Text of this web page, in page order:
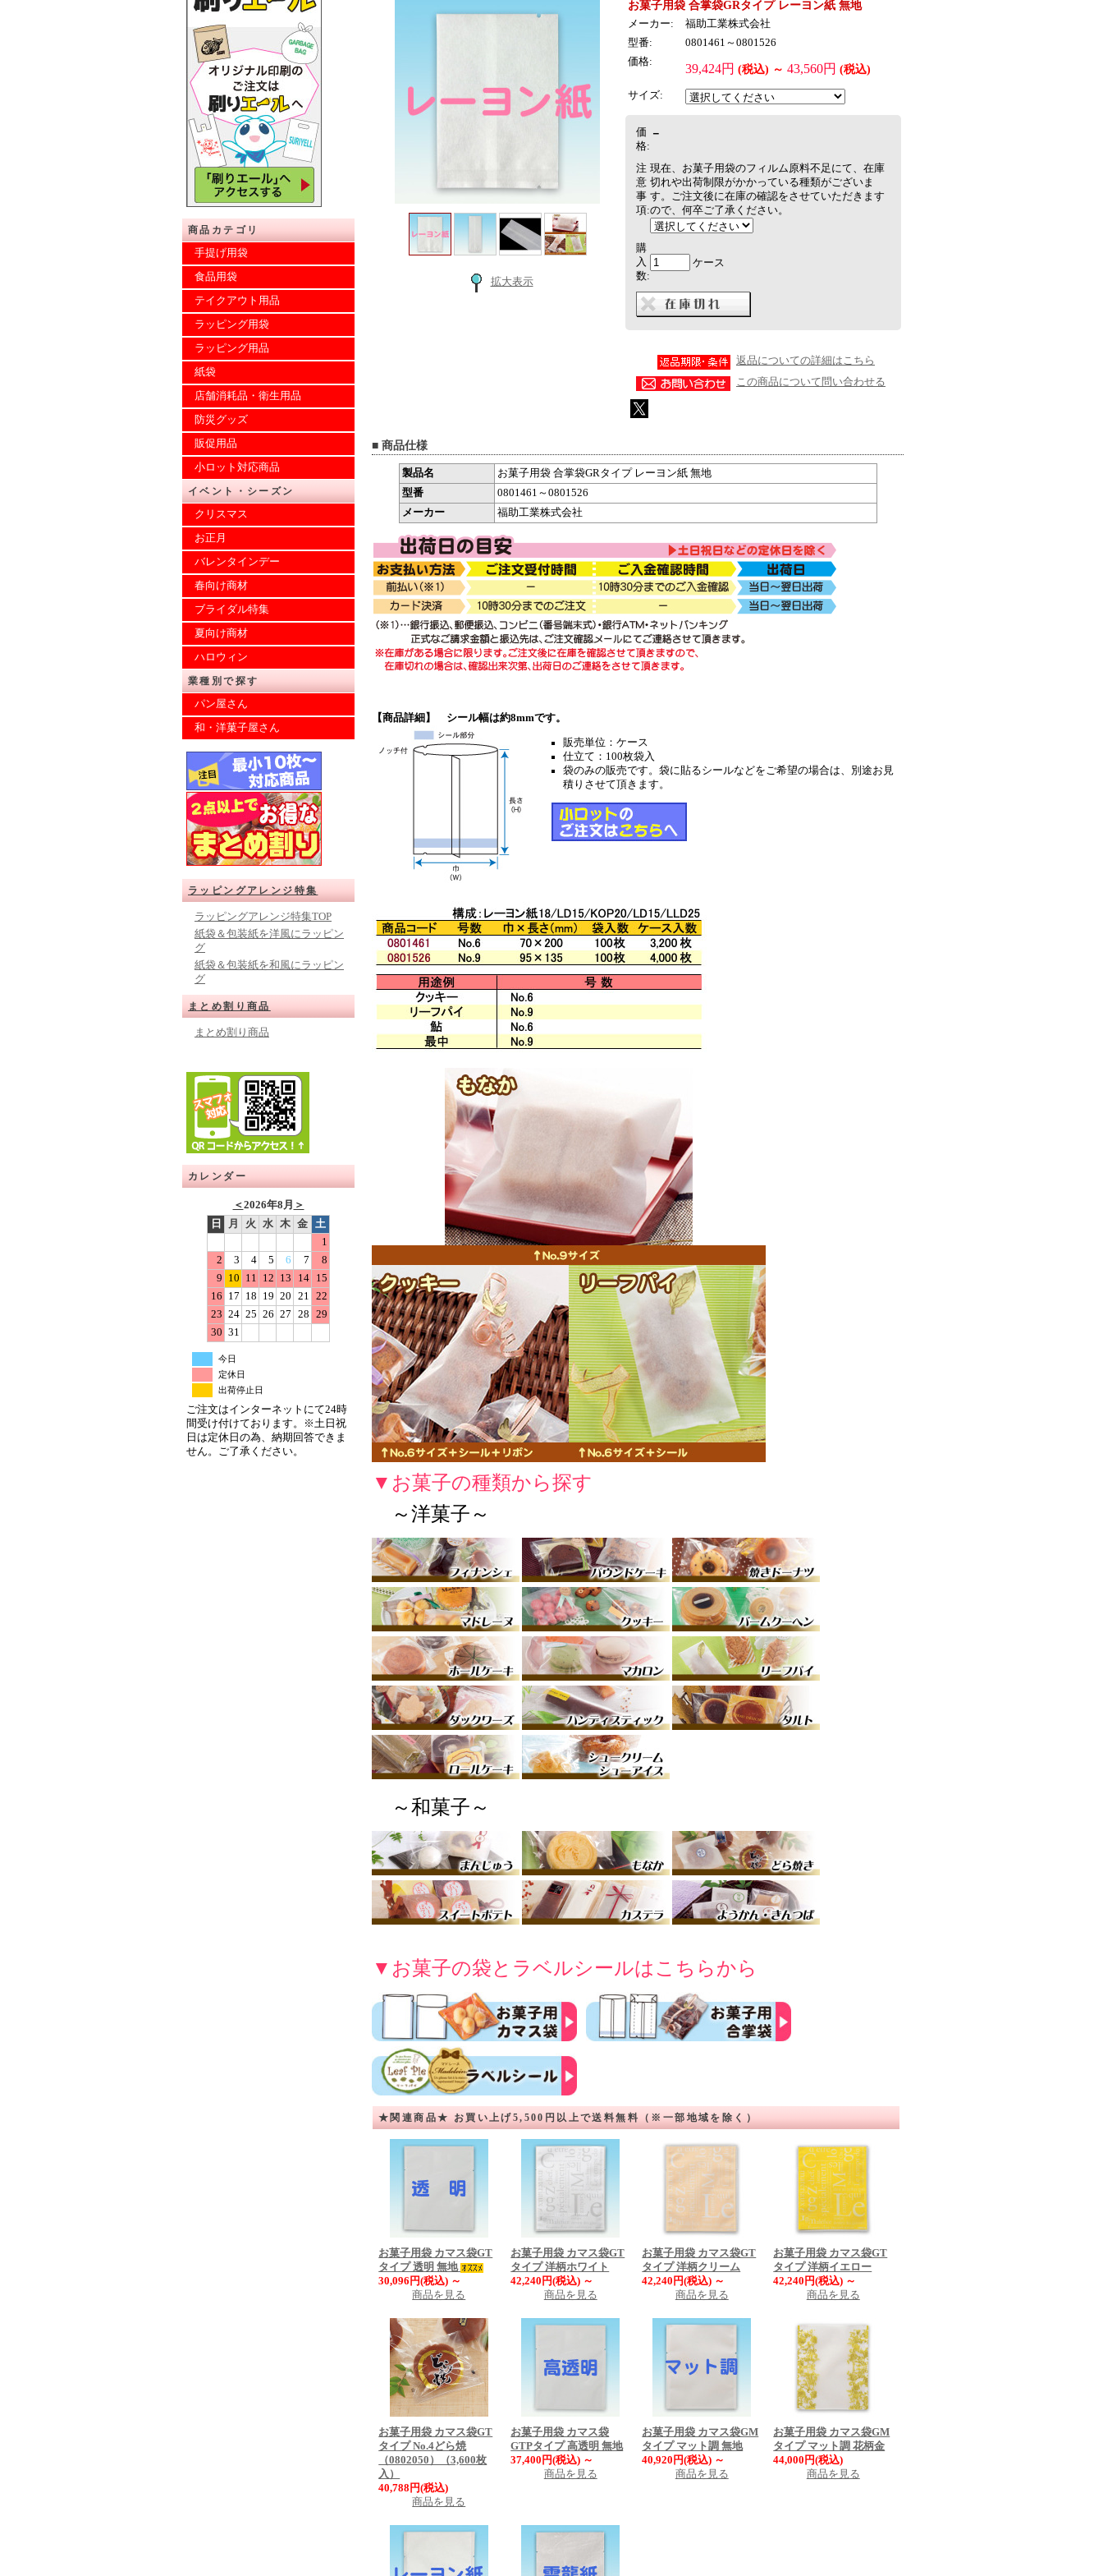
商品カテゴリ
手提げ用袋
食品用袋
テイクアウト用品
ラッピング用袋
ラッピング用品
紙袋
店舗消耗品・衛生用品
防災グッズ
販促用品
小ロット対応商品
イベント・シーズン
クリスマス
お正月
バレンタインデー
春向け商材
ブライダル特集
夏向け商材
ハロウィン
業種別で探す
パン屋さん
和・洋菓子屋さん
ラッピングアレンジ特集
ラッピングアレンジ特集TOP
紙袋＆包装紙を洋風にラッピン
グ
紙袋＆包装紙を和風にラッピン
グ
まとめ割り商品
まとめ割り商品
カレンダー
＜2026年8月 ＞
日
月 火 水 木 金
土
1
2
3 4 5 6 7
8
9
10 11 12 13 14
15
16
17 18 19 20 21
22
23 24 25 26 27 28
29
30 31
今日
定休日
出荷停止日
ご注文はインターネットにて24時
間受け付けております。※土日祝
日は定休日の為、納期回答できま
せん。ご了承ください。
拡大表示
お菓子用袋 合掌袋GRタイプ レーヨン紙 無地
メーカー:
福助工業株式会社
型番:
0801461～0801526
価格:
39,424円 (税込) ～ 43,560円 (税込)
サイズ:
価
格:
－
注
意
事
項:
現在、お菓子用袋のフィルム原料不足にて、在庫
切れや出荷制限がかかっている種類がございま
す。ご注文後に在庫の確認をさせていただきます
ので、何卒ご了承ください。
購
入
数:
ケース
返品についての詳細はこちら
この商品について問い合わせる
■ 商品仕様
製品名
お菓子用袋 合掌袋GRタイプ レーヨン紙 無地
型番
0801461～0801526
メーカー
福助工業株式会社
【商品詳細】 シール幅は約8mmです。
販売単位：ケース
仕立て：100枚袋入
袋のみの販売です。袋に貼るシールなどをご希望の場合は、別途お見
積りさせて頂きます。
▼お菓子の種類から探す
～洋菓子～
～和菓子～
▼お菓子の袋とラベルシールはこちらから
★関連商品★ お買い上げ5,500円以上で送料無料（※一部地域を除く）
お菓子用袋 カマス袋GT
タイプ 透明 無地
30,096円(税込) ～
商品を見る
お菓子用袋 カマス袋GT
タイプ 洋柄ホワイト
42,240円(税込) ～
商品を見る
お菓子用袋 カマス袋GT
タイプ 洋柄クリーム
42,240円(税込) ～
商品を見る
お菓子用袋 カマス袋GT
タイプ 洋柄イエロー
42,240円(税込) ～
商品を見る
お菓子用袋 カマス袋GT
タイプ No.4どら焼
（0802050）（3,600枚
入）
40,788円(税込)
商品を見る
お菓子用袋 カマス袋
GTPタイプ 高透明 無地
37,400円(税込) ～
商品を見る
お菓子用袋 カマス袋GM
タイプ マット調 無地
40,920円(税込) ～
商品を見る
お菓子用袋 カマス袋GM
タイプ マット調 花柄金
44,000円(税込)
商品を見る